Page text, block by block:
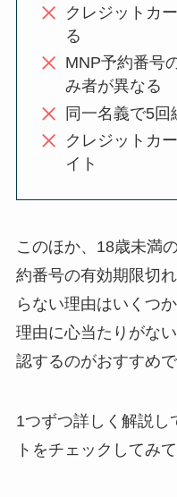
クレジットカ
る
MNP予約番号
み者が異なる
同一名義で5回
クレジットカ
イト
このほか、18歳未満
約番号の有効期限切
らない理由はいくつ
理由に心当たりがな
認するのがおすすめで
1つずつ詳しく解説し
トをチェックしてみ